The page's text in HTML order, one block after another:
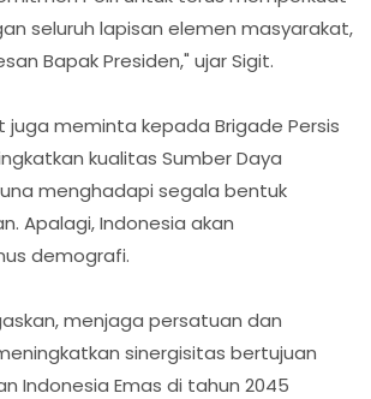
seluruh lapisan elemen masyarakat,
Bapak Presiden," ujar Sigit.
juga meminta kepada Brigade Persis
kualitas Sumber Daya
menghadapi segala bentuk
Apalagi, Indonesia akan
demografi.
menjaga persatuan dan
sinergisitas bertujuan
Indonesia Emas di tahun 2045